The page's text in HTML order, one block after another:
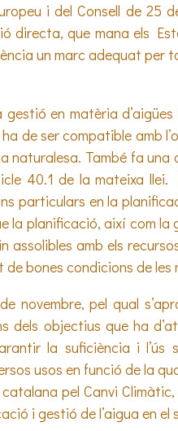
i del Consell de 25
directa, que mana els
un marc adequat per
en matèria
de ser compatible amb
naturalesa. També fa
40.1 de la mateixa
particulars en la
la planificació, així com
assolibles amb els
bones condicions de les
novembre, pel qual
dels objectius que ha
la suficiència i l’ús
usos en funció de la
pel Canvi Climàtic,
i gestió de l’aigua en el